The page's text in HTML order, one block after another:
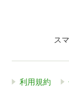
ス
利用規約